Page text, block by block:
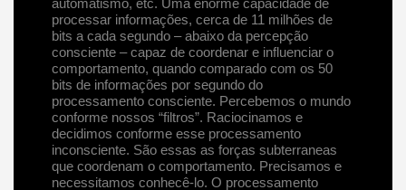
processar informações, cerca de 11 milhões de
bits a cada segundo – abaixo da percepção
consciente – capaz de coordenar e influenciar o
comportamento, quando comparado com os 50
bits de informações por segundo do
processamento consciente. Percebemos o mundo
conforme nossos “filtros”. Raciocinamos e
decidimos conforme esse processamento
inconsciente. São essas as forças subterraneas
que coordenam o comportamento. Precisamos e
necessitamos conhecê-lo. O processamento